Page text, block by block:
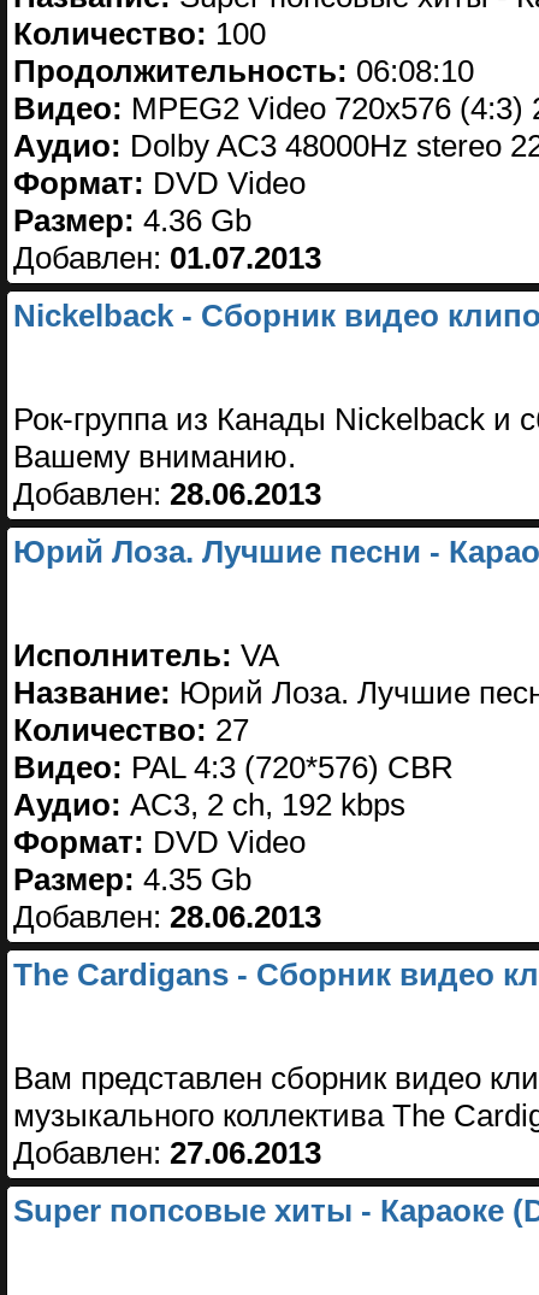
Количество: 100
Продолжительность: 06:08:10
Видео: MPEG2 Video 720x576 (4:3)
Аудио: Dolby AC3 48000Hz stereo
Формат: DVD Video
Размер: 4.36 Gb
Добавлен: 01.07.2013
Nickelback - Сборник видео
Рок-группа из Канады Nickelback и
Вашему вниманию.
Добавлен: 28.06.2013
Юрий Лоза. Лучшие песни -
Исполнитель: VA
Название: Юрий Лоза. Лучшие
Количество: 27
Видео: PAL 4:3 (720*576) CBR
Аудио: AC3, 2 ch, 192 kbps
Формат: DVD Video
Размер: 4.35 Gb
Добавлен: 28.06.2013
The Cardigans - Сборник видео
Вам представлен сборник видео
музыкального коллектива The
Добавлен: 27.06.2013
Super попсовые хиты - Караоке